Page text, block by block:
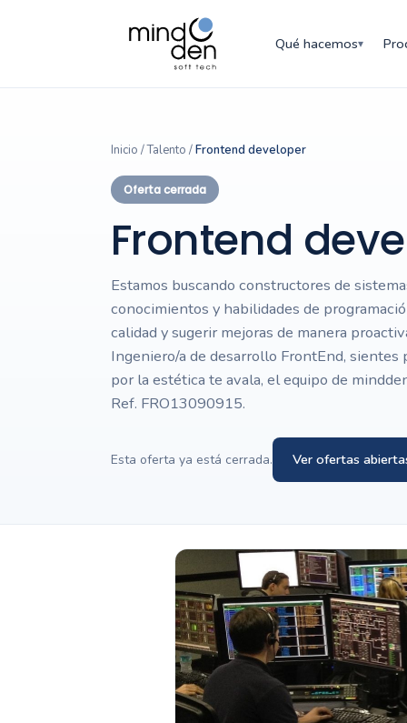
Qué hacemos▾
Inicio /Talento /Frontend developer
Oferta cerrada
Frontend
Estamos buscando constructores de
conocimientos y habilidades de
calidad y sugerir mejoras de manera
Ingeniero/a de desarrollo FrontEnd, sientes
por la estética te avala, el equipo de
Ref. FRO13090915.
Esta oferta ya está cerrada. Ver ofertas